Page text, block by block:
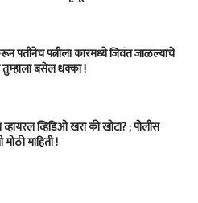
पतीनेच‎ पत्नीला कारमध्ये जिवंत जाळल्याचे
बसेल धक्का !
व्हायरल व्हिडिओ खरा की खोटा? ; पोलीस
माहिती !